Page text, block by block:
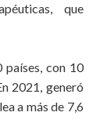
que
países, con 10
2021, generó
a más de 7,6